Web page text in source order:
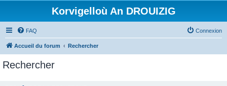
Korvigelloù An DROUIZIG
FAQ Connexion
Accueil du forum Rechercher
Rechercher